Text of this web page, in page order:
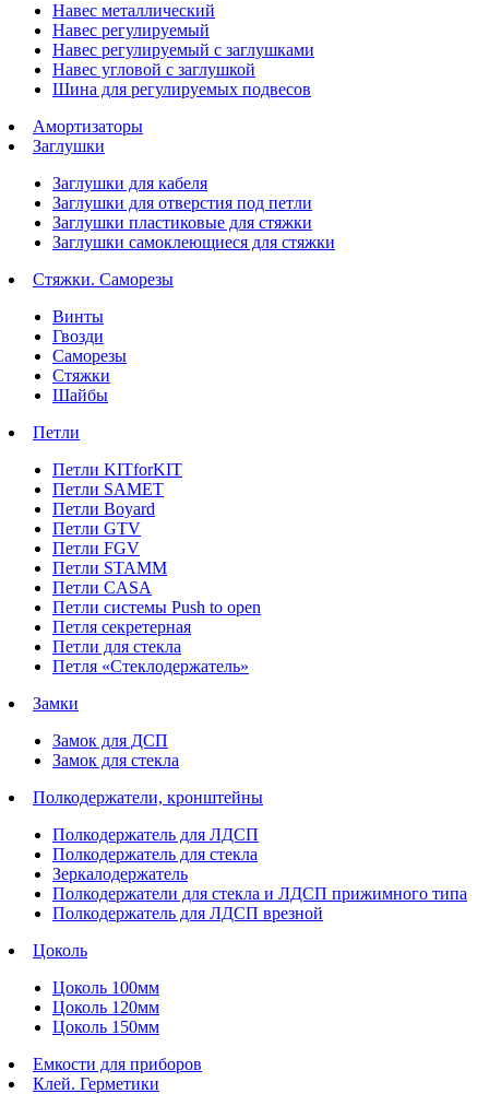
Навес металлический
Навес регулируемый
Навес регулируемый с заглушками
Навес угловой с заглушкой
Шина для регулируемых подвесов
Амортизаторы
Заглушки
Заглушки для кабеля
Заглушки для отверстия под петли
Заглушки пластиковые для стяжки
Заглушки самоклеющиеся для стяжки
Стяжки. Саморезы
Винты
Гвозди
Саморезы
Стяжки
Шайбы
Петли
Петли KITforKIT
Петли SAMET
Петли Boyard
Петли GTV
Петли FGV
Петли STAMM
Петли CASA
Петли системы Push to open
Петля секретерная
Петли для стекла
Петля «Стеклодержатель»
Замки
Замок для ДСП
Замок для стекла
Полкодержатели, кронштейны
Полкодержатель для ЛДСП
Полкодержатель для стекла
Зеркалодержатель
Полкодержатели для стекла и ЛДСП прижимного типа
Полкодержатель для ЛДСП врезной
Цоколь
Цоколь 100мм
Цоколь 120мм
Цоколь 150мм
Емкости для приборов
Клей. Герметики